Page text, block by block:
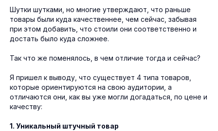
Шутки шутками, но многие утверждают, что раньше
товары были куда качественнее, чем сейчас, забывая
при этом добавить, что стоили они соответственно и
достать было куда сложнее.
Так что же поменялось, в чем отличие тогда и сейчас?
Я пришел к выводу, что существует 4 типа товаров,
которые ориентируются на свою аудитории, а
отличаются они, как вы уже могли догадаться, по цене и
качеству:
1. Уникальный штучный товар